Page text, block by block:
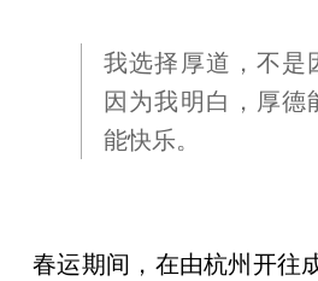
我选择厚道，不是
因为我明白，厚德
能快乐。
春运期间，在由杭州开往